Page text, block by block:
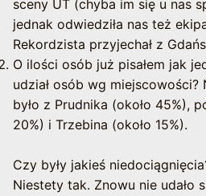
sceny UT (chyba im się u nas
jednak odwiedziła nas też
Rekordzista przyjechał z
O ilości osób już pisałem jak
udział osób wg
było z Prudnika (około 45%),
20%) i Trzebina (około 15%).
Czy były jakieś
Niestety tak. Znowu nie udało